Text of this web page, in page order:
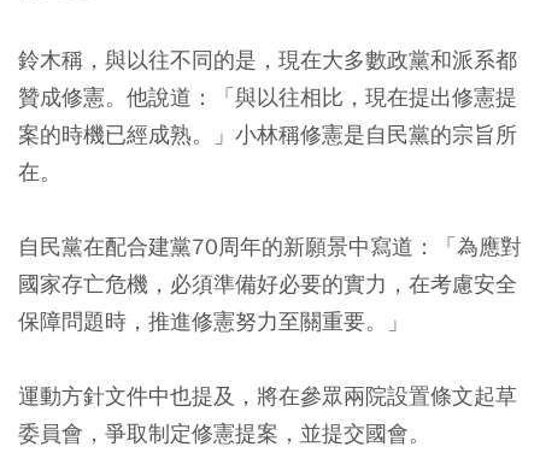
鈴木稱，與以往不同的是，現在大多數政黨和派系都
贊成修憲。他說道：「與以往相比，現在提出修憲提
案的時機已經成熟。」小林稱修憲是自民黨的宗旨所
在。
自民黨在配合建黨70周年的新願景中寫道：「為應對
國家存亡危機，必須準備好必要的實力，在考慮安全
保障問題時，推進修憲努力至關重要。」
運動方針文件中也提及，將在參眾兩院設置條文起草
委員會，爭取制定修憲提案，並提交國會。